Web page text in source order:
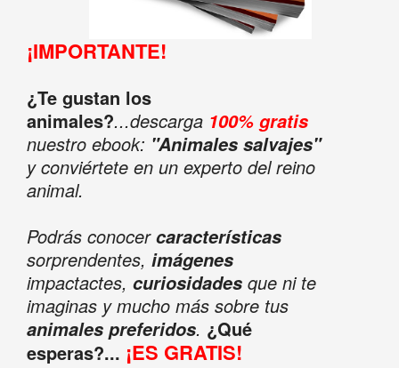
¡IMPORTANTE!
¿Te gustan los
animales?...descarga 100% gratis
nuestro ebook: "Animales salvajes"
y conviértete en un experto del reino
animal.
Podrás conocercaracterísticas
sorprendentes, imágenes
impactactes, curiosidadesque ni te
imaginas y mucho más sobre tus
animales preferidos. ¿Qué
esperas?... ¡ES GRATIS!